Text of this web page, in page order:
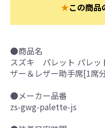
★この商品
●商品名
スズキ パレット パレッ
ザー＆レザー助手席[1席
●メーカー品番
zs-gwg-palette-js